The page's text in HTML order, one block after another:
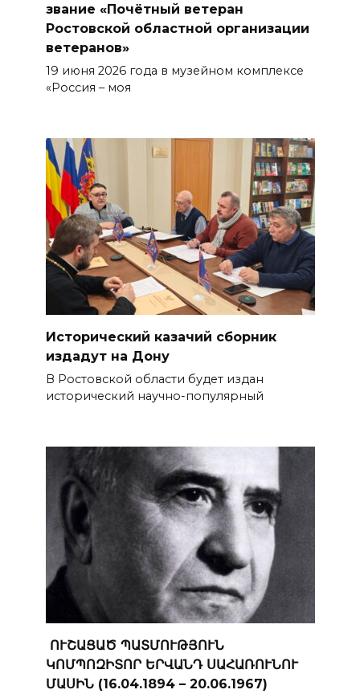
звание «Почётный ветеран
Ростовской областной организации
ветеранов»
19 июня 2026 года в музейном комплексе
«Россия – моя
Исторический казачий сборник
издадут на Дону
В Ростовской области будет издан
исторический научно-популярный
ՈՒՇԱՑԱԾ ՊԱՏՄՈՒԹՅՈՒՆ
ԿՈՄՊՈԶԻՏՈՐ ԵՐՎԱՆԴ ՍԱՀԱՌՈՒՆՈՒ
ՄԱՍԻՆ (16.04.1894 – 20.06.1967)